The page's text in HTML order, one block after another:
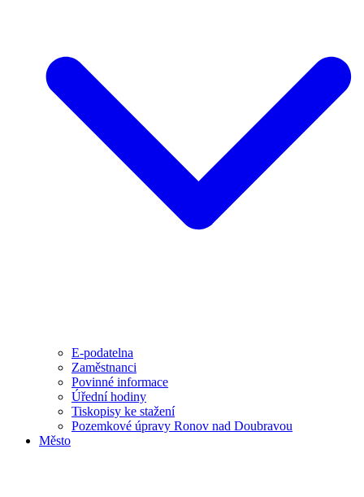
E-podatelna
Zaměstnanci
Povinné informace
Úřední hodiny
Tiskopisy ke stažení
Pozemkové úpravy Ronov nad Doubravou
Město